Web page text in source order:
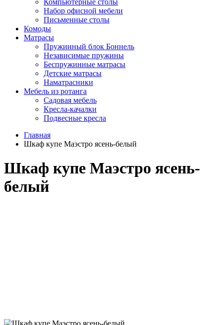
Компьютерные столы
Набор офисной мебели
Письменные столы
Комоды
Матрасы
Пружинный блок Боннель
Независимые пружины
Беспружинные матрасы
Детские матрасы
Наматрасники
Мебель из ротанга
Садовая мебель
Кресла-качалки
Подвесные кресла
Главная
Шкаф купе Маэстро ясень-белый
Шкаф купе Маэстро ясень-
белый